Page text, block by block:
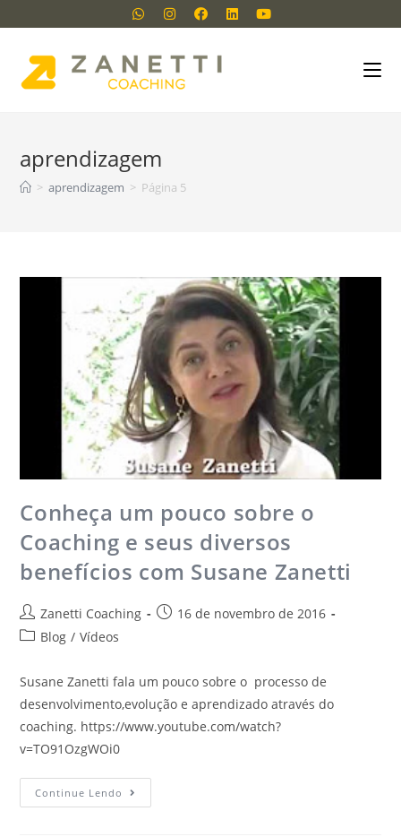
aprendizagem
> aprendizagem > Página 5
Conheça um pouco sobre o
Coaching e seus diversos
benefícios com Susane Zanetti
Zanetti Coaching
16 de novembro de 2016
Blog / Vídeos
Susane Zanetti fala um pouco sobre o processo de
desenvolvimento,evolução e aprendizado através do
coaching. https://www.youtube.com/watch?
v=TO91OzgWOi0
Continue Lendo